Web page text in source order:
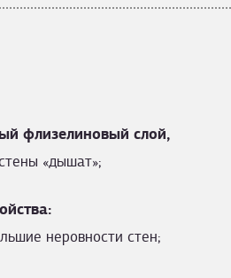
флизелиновый слой,
«дышат»;
неровности стен;